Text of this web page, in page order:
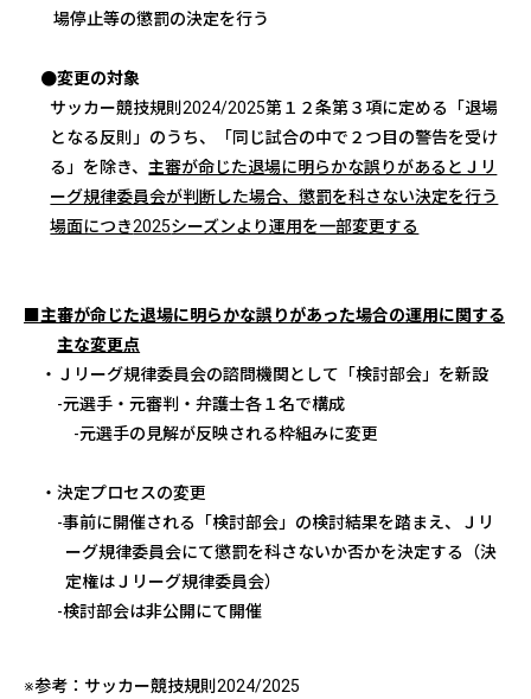
場停止等の懲罰の決定を行う
●変更の対象
サッカー競技規則 2024/2025第１２条第３項に定める「退場
となる反則」のうち、「同じ試合の中で２つ目の警告を受け
る」を除き、 主審が命じた退場に明らかな誤りがあるとＪリ
ーグ規律委員会が判断した場合、懲罰を科さない決定を行う
場面につき2025シーズンより運用を一部変更する
■主審が命じた退場に明らかな誤りがあった場合の運用に関する
主な変更点
・Ｊリーグ規律委員会の諮問機関として「検討部会」を新設
‐元選手・元審判・弁護士各１名で構成
‐元選手の見解が反映される枠組みに変更
・決定プロセスの変更
‐事前に開催される「検討部会」の検討結果を踏まえ、Ｊリ
ーグ規律委員会にて懲罰を科さないか否かを決定する（決
定権はＪリーグ規律委員会）
‐検討部会は非公開にて開催
※参考： サッカー競技規則 2024/2025